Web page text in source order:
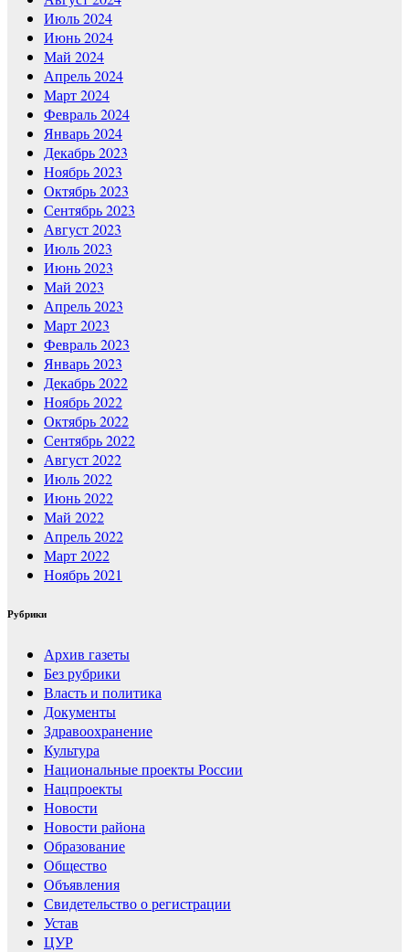
Июль 2024
Июнь 2024
Май 2024
Апрель 2024
Март 2024
Февраль 2024
Январь 2024
Декабрь 2023
Ноябрь 2023
Октябрь 2023
Сентябрь 2023
Август 2023
Июль 2023
Июнь 2023
Май 2023
Апрель 2023
Март 2023
Февраль 2023
Январь 2023
Декабрь 2022
Ноябрь 2022
Октябрь 2022
Сентябрь 2022
Август 2022
Июль 2022
Июнь 2022
Май 2022
Апрель 2022
Март 2022
Ноябрь 2021
Рубрики
Архив газеты
Без рубрики
Власть и политика
Документы
Здравоохранение
Культура
Национальные проекты России
Нацпроекты
Новости
Новости района
Образование
Общество
Объявления
Свидетельство о регистрации
Устав
ЦУР